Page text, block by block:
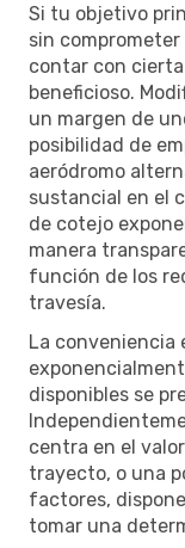
Si tu objetivo
sin
contar con
beneficioso.
un margen de
posibilidad de
aeródromo
sustancial en el
de cotejo
manera
función de los
travesía.
La conveniencia
disponibles se
centra en el
trayecto, o una
factores,
tomar una